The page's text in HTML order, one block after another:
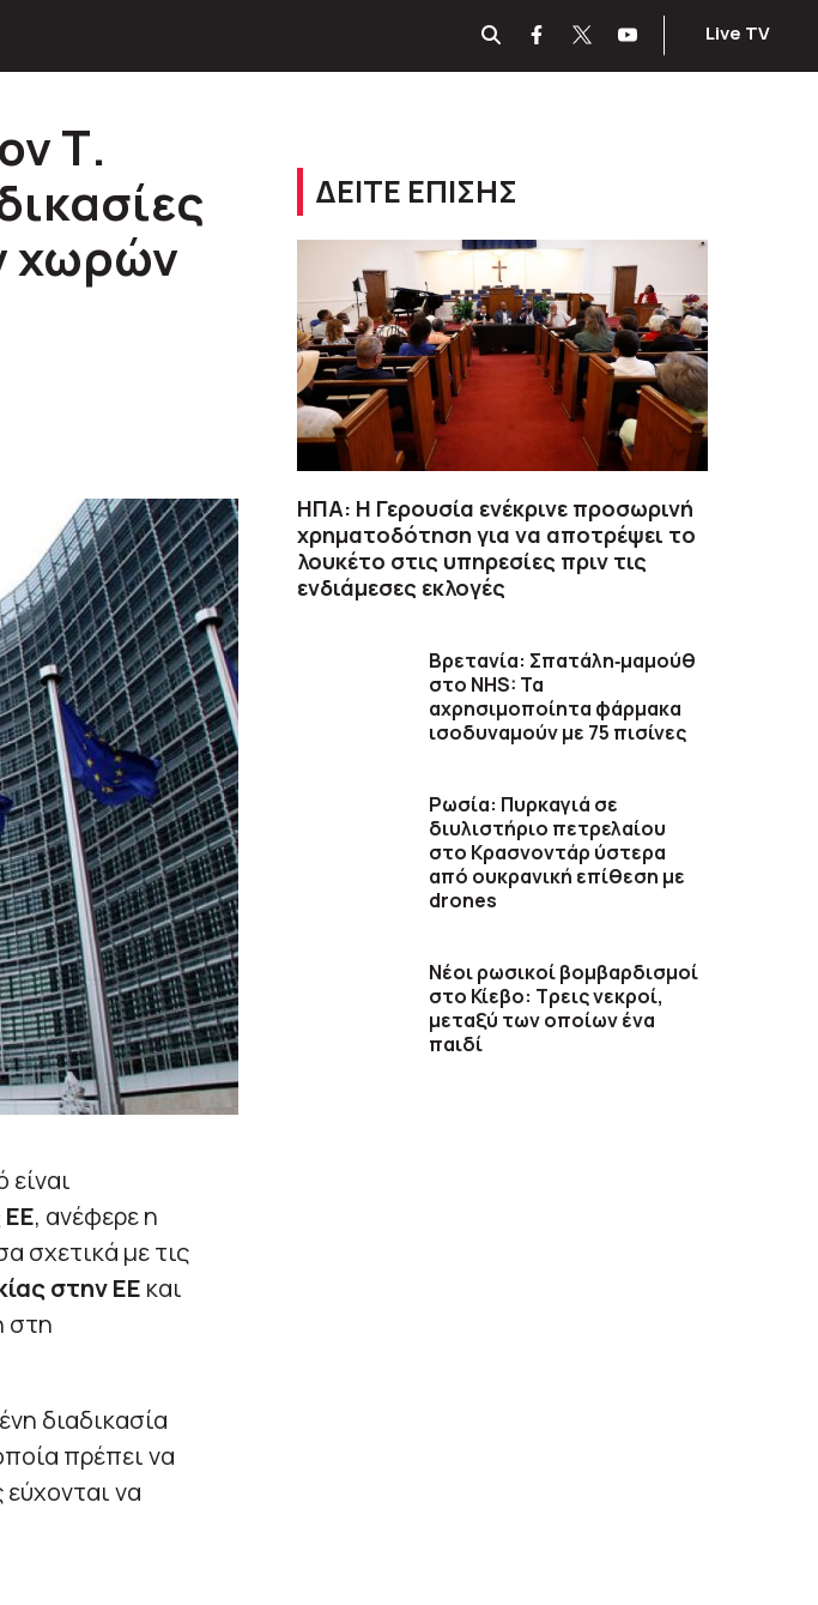
Live TV
Τ.
χωρών
είναι
ΕΕ, ανέφερε η
σχετικά με τις
στην ΕΕ και
στη
διαδικασία
πρέπει να
να
ΔΕΙΤΕ ΕΠΙΣΗΣ
ΗΠΑ: Η Γερουσία ενέκρινε προσωρινή
χρηματοδότηση για να αποτρέψει το
λουκέτο στις υπηρεσίες πριν τις
ενδιάμεσες εκλογές
Βρετανία: Σπατάλη‑μαμούθ
στο NHS: Τα
αχρησιμοποίητα φάρμακα
ισοδυναμούν με 75 πισίνες
Ρωσία: Πυρκαγιά σε
διυλιστήριο πετρελαίου
στο Κρασνοντάρ ύστερα
από ουκρανική επίθεση με
drones
Νέοι ρωσικοί βομβαρδισμοί
στο Κίεβο: Τρεις νεκροί,
μεταξύ των οποίων ένα
παιδί